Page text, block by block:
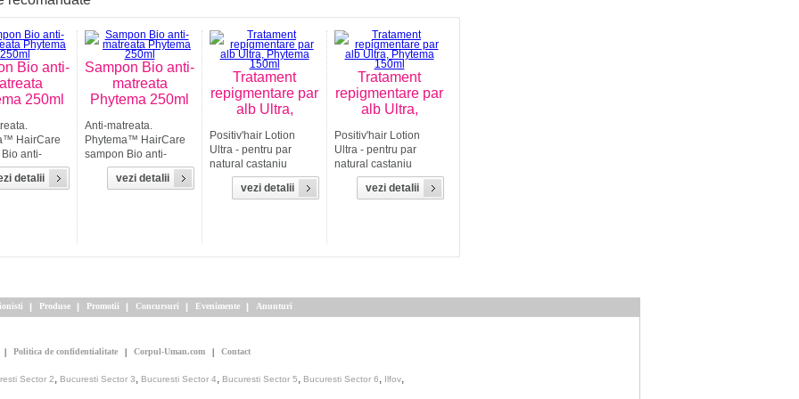
Bio anti-
250ml
HairCare
anti-
ce combina
pentru a
scalpul...
detalii
Sampon Bio anti-
matreata
Phytema 250ml
Anti-matreata.
Phytema™ HairCare
sampon Bio anti-
matreata ce combina
Zinc PCA pentru a
calmeaza scalpul...
vezi detalii
Tratament
repigmentare par
alb Ultra,
Positiv'hair Lotion
Ultra - pentru par
natural castaniu
mediu spre inchis.
Positiv'hair din
vezi detalii
Tratament
repigmentare par
alb Ultra,
Positiv'hair Lotion
Ultra - pentru par
natural castaniu
mediu spre inchis.
Positiv'hair din
vezi detalii
Produse Promotii Concursuri Evenimente Anunturi
Politica de confidentialitate Corpul-Uman.com Contact
Sector 2, Bucuresti Sector 3, Bucuresti Sector 4, Bucuresti Sector 5, Bucuresti Sector 6, Ilfov,